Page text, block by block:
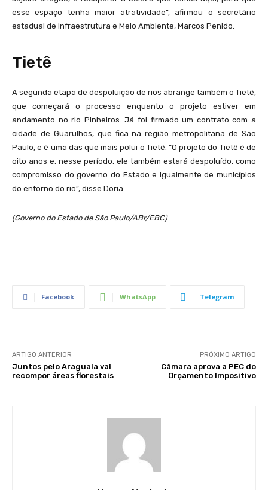
esse espaço tenha maior atratividade”, afirmou o secretário
estadual de Infraestrutura e Meio Ambiente, Marcos Penido.
Tietê
A segunda etapa de despoluição de rios abrange também o Tietê,
que começará o processo enquanto o projeto estiver em
andamento no rio Pinheiros. Já foi firmado um contrato com a
cidade de Guarulhos, que fica na região metropolitana de São
Paulo, e é uma das que mais polui o Tietê. “O projeto do Tietê é de
oito anos e, nesse período, ele também estará despoluído, como
compromisso do governo do Estado e igualmente de municípios
do entorno do rio”, disse Doria.
(Governo do Estado de São Paulo/ABr/EBC)
Facebook WhatsApp Telegram
ARTIGO ANTERIOR
Juntos pelo Araguaia vai
recompor áreas florestais
PRÓXIMO ARTIGO
Câmara aprova a PEC do
Orçamento Impositivo